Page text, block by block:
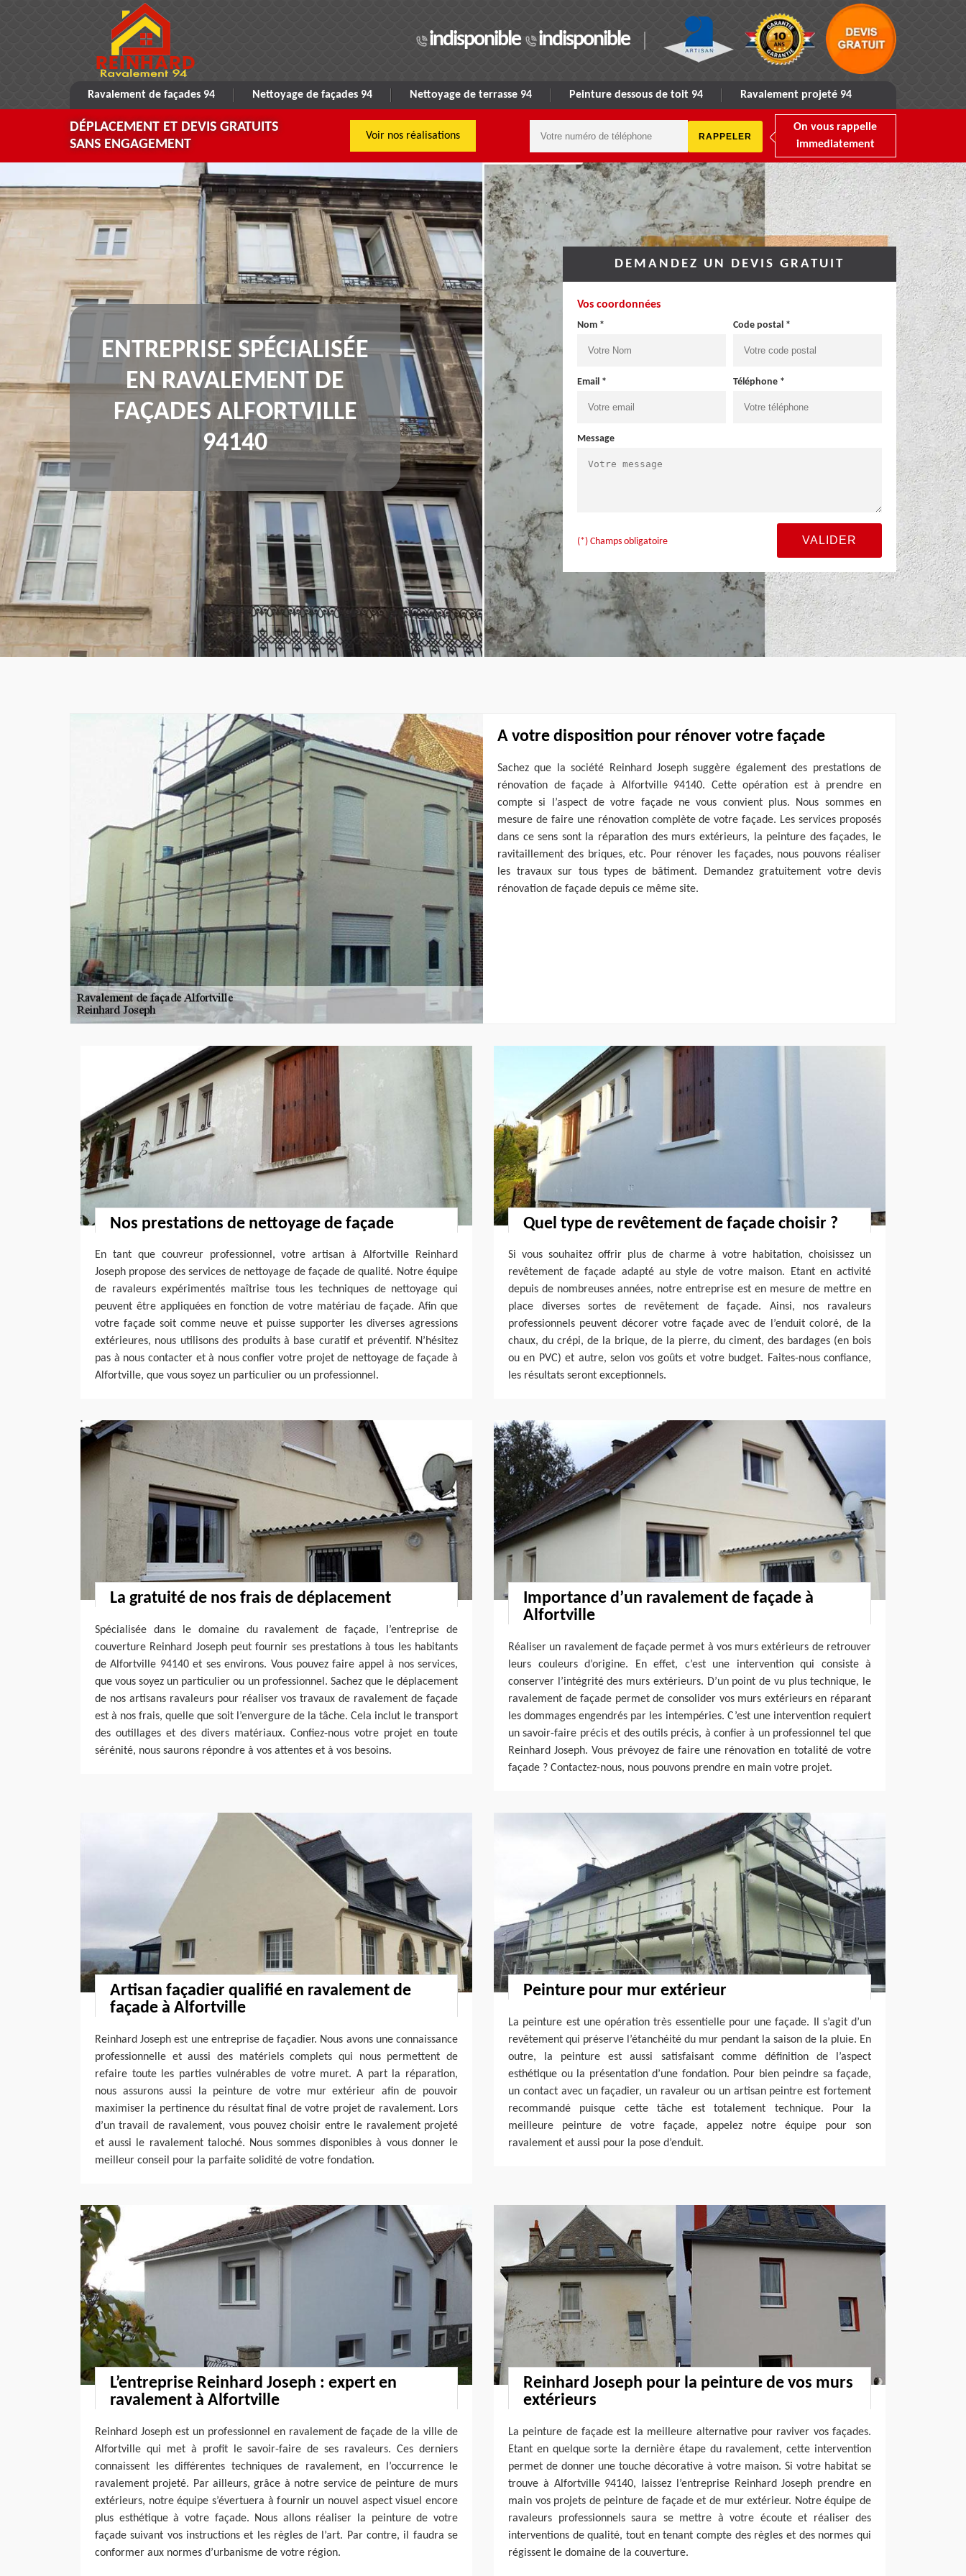
indisponible indisponible
Ravalement de façades 94 Nettoyage de façades 94 Nettoyage de terrasse 94 Peinture dessous de toit 94 Ravalement projeté 94
DÉPLACEMENT ET DEVIS GRATUITS
SANS ENGAGEMENT
Voir nos réalisations
On vous rappelle
immediatement
ENTREPRISE SPÉCIALISÉE
EN RAVALEMENT DE
FAÇADES ALFORTVILLE
94140
DEMANDEZ UN DEVIS GRATUIT
Vos coordonnées
Nom * Code postal *
Email * Téléphone *
Message
(*) Champs obligatoire
A votre disposition pour rénover votre façade
Sachez que la société Reinhard Joseph suggère également des prestations de
rénovation de façade à Alfortville 94140. Cette opération est à prendre en
compte si l’aspect de votre façade ne vous convient plus. Nous sommes en
mesure de faire une rénovation complète de votre façade. Les services proposés
dans ce sens sont la réparation des murs extérieurs, la peinture des façades, le
ravitaillement des briques, etc. Pour rénover les façades, nous pouvons réaliser
les travaux sur tous types de bâtiment. Demandez gratuitement votre devis
rénovation de façade depuis ce même site.
Nos prestations de nettoyage de façade
En tant que couvreur professionnel, votre artisan à Alfortville Reinhard
Joseph propose des services de nettoyage de façade de qualité. Notre équipe
de ravaleurs expérimentés maîtrise tous les techniques de nettoyage qui
peuvent être appliquées en fonction de votre matériau de façade. Afin que
votre façade soit comme neuve et puisse supporter les diverses agressions
extérieures, nous utilisons des produits à base curatif et préventif. N’hésitez
pas à nous contacter et à nous confier votre projet de nettoyage de façade à
Alfortville, que vous soyez un particulier ou un professionnel.
Quel type de revêtement de façade choisir ?
Si vous souhaitez offrir plus de charme à votre habitation, choisissez un
revêtement de façade adapté au style de votre maison. Etant en activité
depuis de nombreuses années, notre entreprise est en mesure de mettre en
place diverses sortes de revêtement de façade. Ainsi, nos ravaleurs
professionnels peuvent décorer votre façade avec de l’enduit coloré, de la
chaux, du crépi, de la brique, de la pierre, du ciment, des bardages (en bois
ou en PVC) et autre, selon vos goûts et votre budget. Faites-nous confiance,
les résultats seront exceptionnels.
La gratuité de nos frais de déplacement
Spécialisée dans le domaine du ravalement de façade, l’entreprise de
couverture Reinhard Joseph peut fournir ses prestations à tous les habitants
de Alfortville 94140 et ses environs. Vous pouvez faire appel à nos services,
que vous soyez un particulier ou un professionnel. Sachez que le déplacement
de nos artisans ravaleurs pour réaliser vos travaux de ravalement de façade
est à nos frais, quelle que soit l’envergure de la tâche. Cela inclut le transport
des outillages et des divers matériaux. Confiez-nous votre projet en toute
sérénité, nous saurons répondre à vos attentes et à vos besoins.
Importance d’un ravalement de façade à
Alfortville
Réaliser un ravalement de façade permet à vos murs extérieurs de retrouver
leurs couleurs d’origine. En effet, c’est une intervention qui consiste à
conserver l’intégrité des murs extérieurs. D’un point de vu plus technique, le
ravalement de façade permet de consolider vos murs extérieurs en réparant
les dommages engendrés par les intempéries. C’est une intervention requiert
un savoir-faire précis et des outils précis, à confier à un professionnel tel que
Reinhard Joseph. Vous prévoyez de faire une rénovation en totalité de votre
façade ? Contactez-nous, nous pouvons prendre en main votre projet.
Artisan façadier qualifié en ravalement de
façade à Alfortville
Reinhard Joseph est une entreprise de façadier. Nous avons une connaissance
professionnelle et aussi des matériels complets qui nous permettent de
refaire toute les parties vulnérables de votre muret. A part la réparation,
nous assurons aussi la peinture de votre mur extérieur afin de pouvoir
maximiser la pertinence du résultat final de votre projet de ravalement. Lors
d’un travail de ravalement, vous pouvez choisir entre le ravalement projeté
et aussi le ravalement taloché. Nous sommes disponibles à vous donner le
meilleur conseil pour la parfaite solidité de votre fondation.
Peinture pour mur extérieur
La peinture est une opération très essentielle pour une façade. Il s’agit d’un
revêtement qui préserve l’étanchéité du mur pendant la saison de la pluie. En
outre, la peinture est aussi satisfaisant comme définition de l’aspect
esthétique ou la présentation d’une fondation. Pour bien peindre sa façade,
un contact avec un façadier, un ravaleur ou un artisan peintre est fortement
recommandé puisque cette tâche est totalement technique. Pour la
meilleure peinture de votre façade, appelez notre équipe pour son
ravalement et aussi pour la pose d’enduit.
L’entreprise Reinhard Joseph : expert en
ravalement à Alfortville
Reinhard Joseph est un professionnel en ravalement de façade de la ville de
Alfortville qui met à profit le savoir-faire de ses ravaleurs. Ces derniers
connaissent les différentes techniques de ravalement, en l’occurrence le
ravalement projeté. Par ailleurs, grâce à notre service de peinture de murs
extérieurs, notre équipe s’évertuera à fournir un nouvel aspect visuel encore
plus esthétique à votre façade. Nous allons réaliser la peinture de votre
façade suivant vos instructions et les règles de l’art. Par contre, il faudra se
conformer aux normes d’urbanisme de votre région.
Reinhard Joseph pour la peinture de vos murs
extérieurs
La peinture de façade est la meilleure alternative pour raviver vos façades.
Etant en quelque sorte la dernière étape du ravalement, cette intervention
permet de donner une touche décorative à votre maison. Si votre habitat se
trouve à Alfortville 94140, laissez l’entreprise Reinhard Joseph prendre en
main vos projets de peinture de façade et de mur extérieur. Notre équipe de
ravaleurs professionnels saura se mettre à votre écoute et réaliser des
interventions de qualité, tout en tenant compte des règles et des normes qui
régissent le domaine de la couverture.